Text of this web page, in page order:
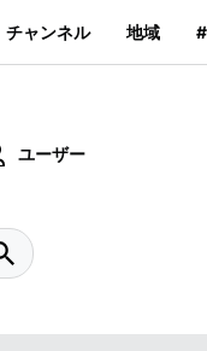
チャンネル 地域
ユーザー